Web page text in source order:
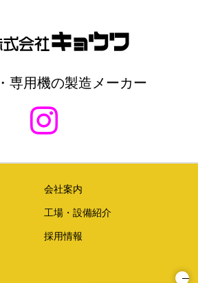
専用機の製造メーカー
会社案内
工場・設備紹介
採用情報